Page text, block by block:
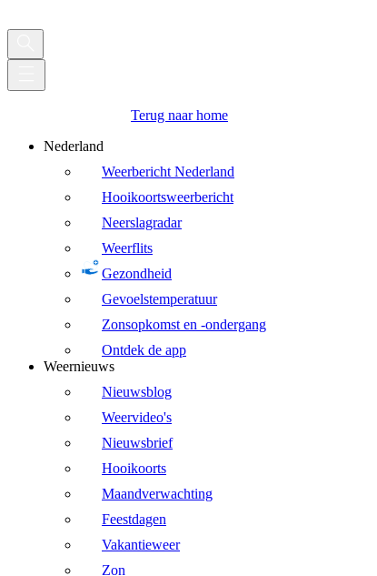
Terug naar home
Nederland
Weerbericht Nederland
Hooikoortsweerbericht
Neerslagradar
Weerflits
Gezondheid
Gevoelstemperatuur
Zonsopkomst en -ondergang
Ontdek de app
Weernieuws
Nieuwsblog
Weervideo's
Nieuwsbrief
Hooikoorts
Maandverwachting
Feestdagen
Vakantieweer
Zon